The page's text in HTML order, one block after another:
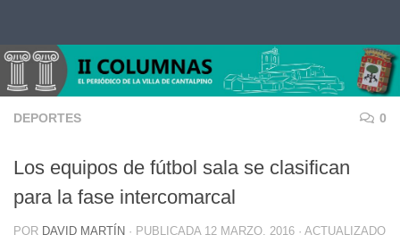
DEPORTES 0
Los equipos de fútbol sala se clasifican
para la fase intercomarcal
POR DAVID MARTÍN · PUBLICADA 12 MARZO, 2016 · ACTUALIZADO